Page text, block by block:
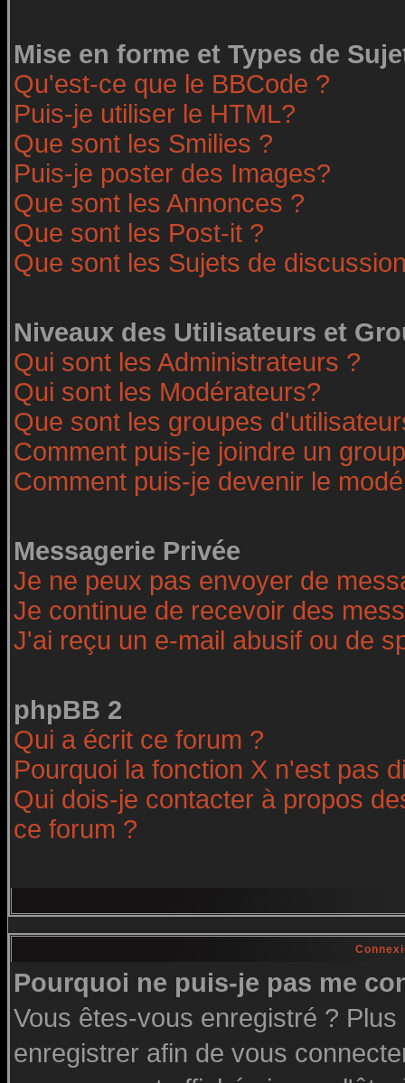
Mise en forme et Types de
Qu'est-ce que le BBCode ?
Puis-je utiliser le HTML?
Que sont les Smilies ?
Puis-je poster des Images?
Que sont les Annonces ?
Que sont les Post-it ?
Que sont les Sujets de
Niveaux des Utilisateurs et
Qui sont les Administrateurs ?
Qui sont les Modérateurs?
Que sont les groupes
Comment puis-je joindre un
Comment puis-je devenir le
Messagerie Privée
Je ne peux pas envoyer de
Je continue de recevoir des
J'ai reçu un e-mail abusif ou de
phpBB 2
Qui a écrit ce forum ?
Pourquoi la fonction X n'est pas
Qui dois-je contacter à propos
ce forum ?
Pourquoi ne puis-je pas me
Vous êtes-vous enregistré ?
enregistrer afin de vous